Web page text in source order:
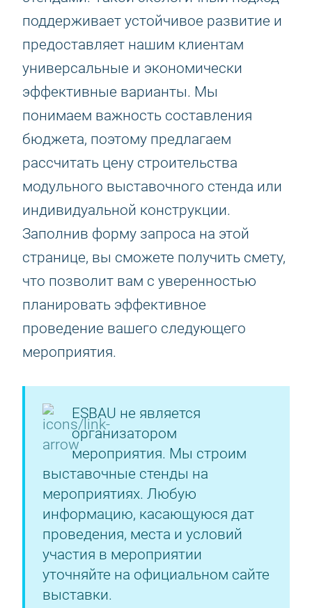
поддерживает устойчивое развитие и
предоставляет нашим клиентам
универсальные и экономически
эффективные варианты. Мы
понимаем важность составления
бюджета, поэтому предлагаем
рассчитать цену строительства
модульного выставочного стенда или
индивидуальной конструкции.
Заполнив форму запроса на этой
странице, вы сможете получить смету,
что позволит вам с уверенностью
планировать эффективное
проведение вашего следующего
мероприятия.
ESBAU не является
организатором
мероприятия. Мы строим
выставочные стенды на
мероприятиях. Любую
информацию, касающуюся дат
проведения, места и условий
участия в мероприятии
уточняйте на официальном сайте
выставки.